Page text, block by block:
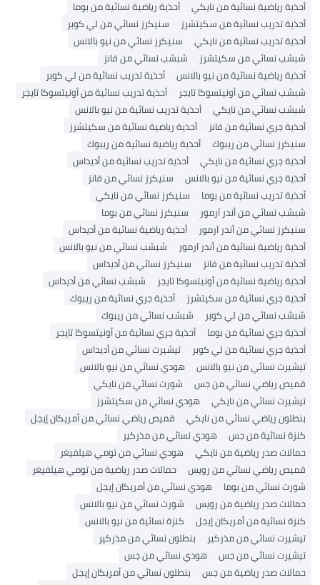
أحذية رياضية نسائية من نايكي
أحذية رياضية نسائية من بوما
أحذية تدريب نسائية من سكيتشرز
سنيكرز نسائي من لي كوبر
أحذية تدريب نسائية من نايكي
سنيكرز نسائي من نيو بالانس
شبشب نسائي من سكيتشرز
شبشب نسائي من فانز
أحذية رياضية نسائية من نيو بالانس
أحذية تدريب نسائية من لي كوبر
شبشب نسائي من أونيتسوكا تايجر
أحذية تدريب نسائية من أونيتسوكا تايجر
شبشب نسائي من نايكي
أحذية تدريب نسائية من نيو بالانس
أحذية جري نسائية من فانز
أحذية رياضية نسائية من سكيتشرز
سنيكرز نسائي من ريبوك
أحذية رياضية نسائية من ريبوك
أحذية جري نسائية من نايكي
أحذية تدريب نسائية من أديداس
أحذية جري نسائية من نيو بالانس
سنيكرز نسائي من فانز
أحذية تدريب نسائية من بوما
سنيكرز نسائي من نايكي
شبشب نسائي من أندر آرمور
سنيكرز نسائي من بوما
سنيكرز نسائي من أندر آرمور
أحذية رياضية نسائية من أديداس
أحذية رياضية نسائية من أندر آرمور
شبشب نسائي من نيو بالانس
أحذية تدريب نسائية من فانز
سنيكرز نسائي من أديداس
أحذية رياضية نسائية من أونيتسوكا تايجر
شبشب نسائي من أديداس
أحذية جري نسائية من سكيتشرز
أحذية جري نسائية من ريبوك
شبشب نسائي من لي كوبر
شبشب نسائي من ريبوك
أحذية جري نسائية من بوما
أحذية جري نسائية من أونيتسوكا تايجر
أحذية جري نسائية من لي كوبر
تيشيرت نسائي من أديداس
تيشيرت نسائي من نيو بالانس
هودي نسائي من نيو بالانس
قميص رياضي نسائي من جس
شورت نسائي من نايكي
تيشيرت نسائي من نايكي
هودي نسائي من سكيتشرز
بنطلون رياضي نسائي من نايكي
قميص رياضي نسائي من أمريكان إيجل
كنزة نسائية من جس
هودي نسائي من مذركير
حمالات صدر رياضية من نايكي
هودي نسائي من تومي هيلفيغر
قميص رياضي نسائي من رويس
حمالات صدر رياضية من تومي هيلفيغر
شورت نسائي من بوما
هودي نسائي من أمريكان إيجل
حمالات صدر رياضية من رويس
شورت نسائي من نيو بالانس
كنزة نسائية من أمريكان إيجل
كنزة نسائية من نيو بالانس
تيشيرت نسائي من مذركير
بنطلون نسائي من مذركير
تيشيرت نسائي من جس
هودي نسائي من جس
حمالات صدر رياضية من جس
بنطلون نسائي من أمريكان إيجل